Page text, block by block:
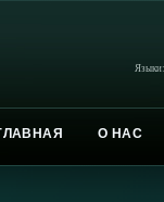
Языки:
О НАС